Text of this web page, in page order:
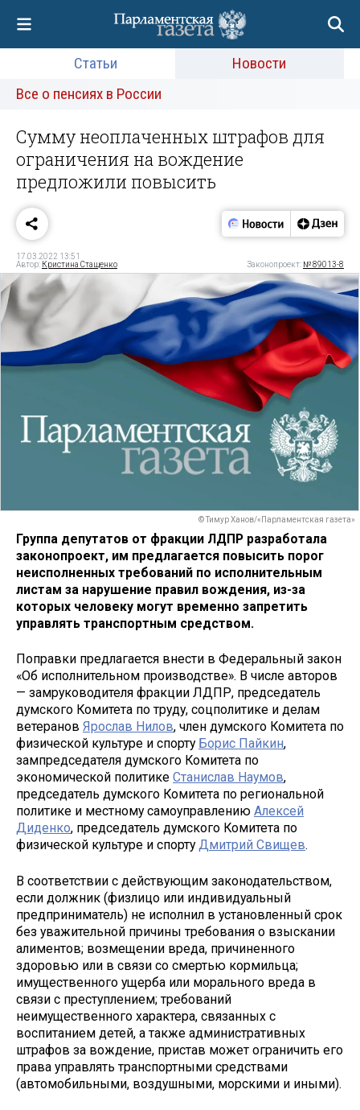
Статьи
Новости
Все о пенсиях в России
Сумму неоплаченных штрафов для
ограничения на вождение
предложили повысить
17.03.2022 13:51
Автор: Кристина Стащенко Законопроект: № 89013-8
© Тимур Ханов/«Парламентская газета»
Группа депутатов от фракции ЛДПР разработала
законопроект, им предлагается повысить порог
неисполненных требований по исполнительным
листам за нарушение правил вождения, из-за
которых человеку могут временно запретить
управлять транспортным средством.
Поправки предлагается внести в Федеральный закон
«Об исполнительном производстве». В числе авторов
— замруководителя фракции ЛДПР, председатель
думского Комитета по труду, соцполитике и делам
ветеранов Ярослав Нилов, член думского Комитета по
физической культуре и спорту Борис Пайкин,
зампредседателя думского Комитета по
экономической политике Станислав Наумов,
председатель думского Комитета по региональной
политике и местному самоуправлению Алексей
Диденко, председатель думского Комитета по
физической культуре и спортуДмитрий Свищев.
В соответствии с действующим законодательством,
если должник (физлицо или индивидуальный
предприниматель) не исполнил в установленный срок
без уважительной причины требования о взыскании
алиментов; возмещении вреда, причиненного
здоровью или в связи со смертью кормильца;
имущественного ущерба или морального вреда в
связи с преступлением; требований
неимущественного характера, связанных с
воспитанием детей, а также административных
штрафов за вождение, пристав может ограничить его
права управлять транспортными средствами
(автомобильными, воздушными, морскими и иными).